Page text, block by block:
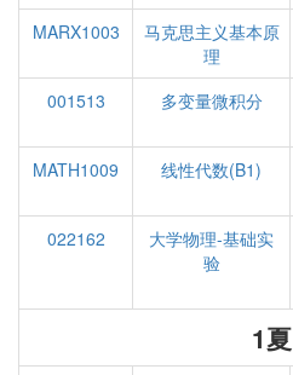
MARX1003
马克思主义基本原
理
001513
多变量微积分
MATH1009
线性代数(B1)
022162
大学物理-基础实
验
1夏